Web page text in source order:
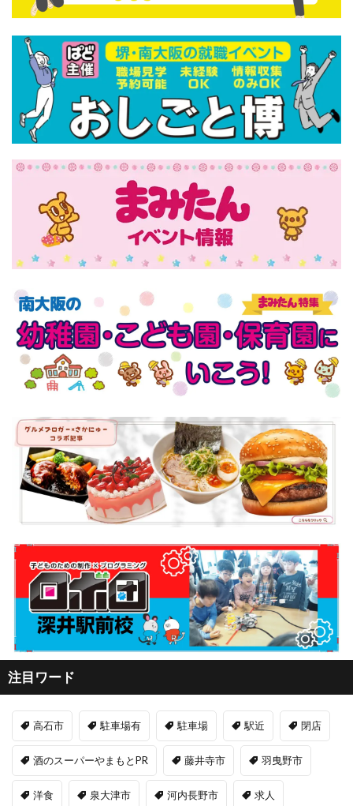
注目ワード
高石市 駐車場有 駐車場 駅近 閉店
酒のスーパーやまもとPR 藤井寺市 羽曳野市
洋食 泉大津市 河内長野市 求人